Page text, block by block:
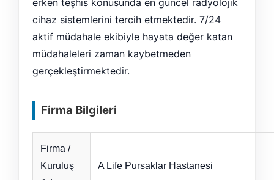
erken teşhis konusunda en güncel radyolojik
cihaz sistemlerini tercih etmektedir. 7/24
aktif müdahale ekibiyle hayata değer katan
müdahaleleri zaman kaybetmeden
gerçekleştirmektedir.
Firma Bilgileri
Firma /
Kuruluş
A Life Pursaklar Hastanesi